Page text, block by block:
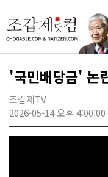
'국민배당금' 논
조갑제TV
2026-05-14 오후 4:00:00